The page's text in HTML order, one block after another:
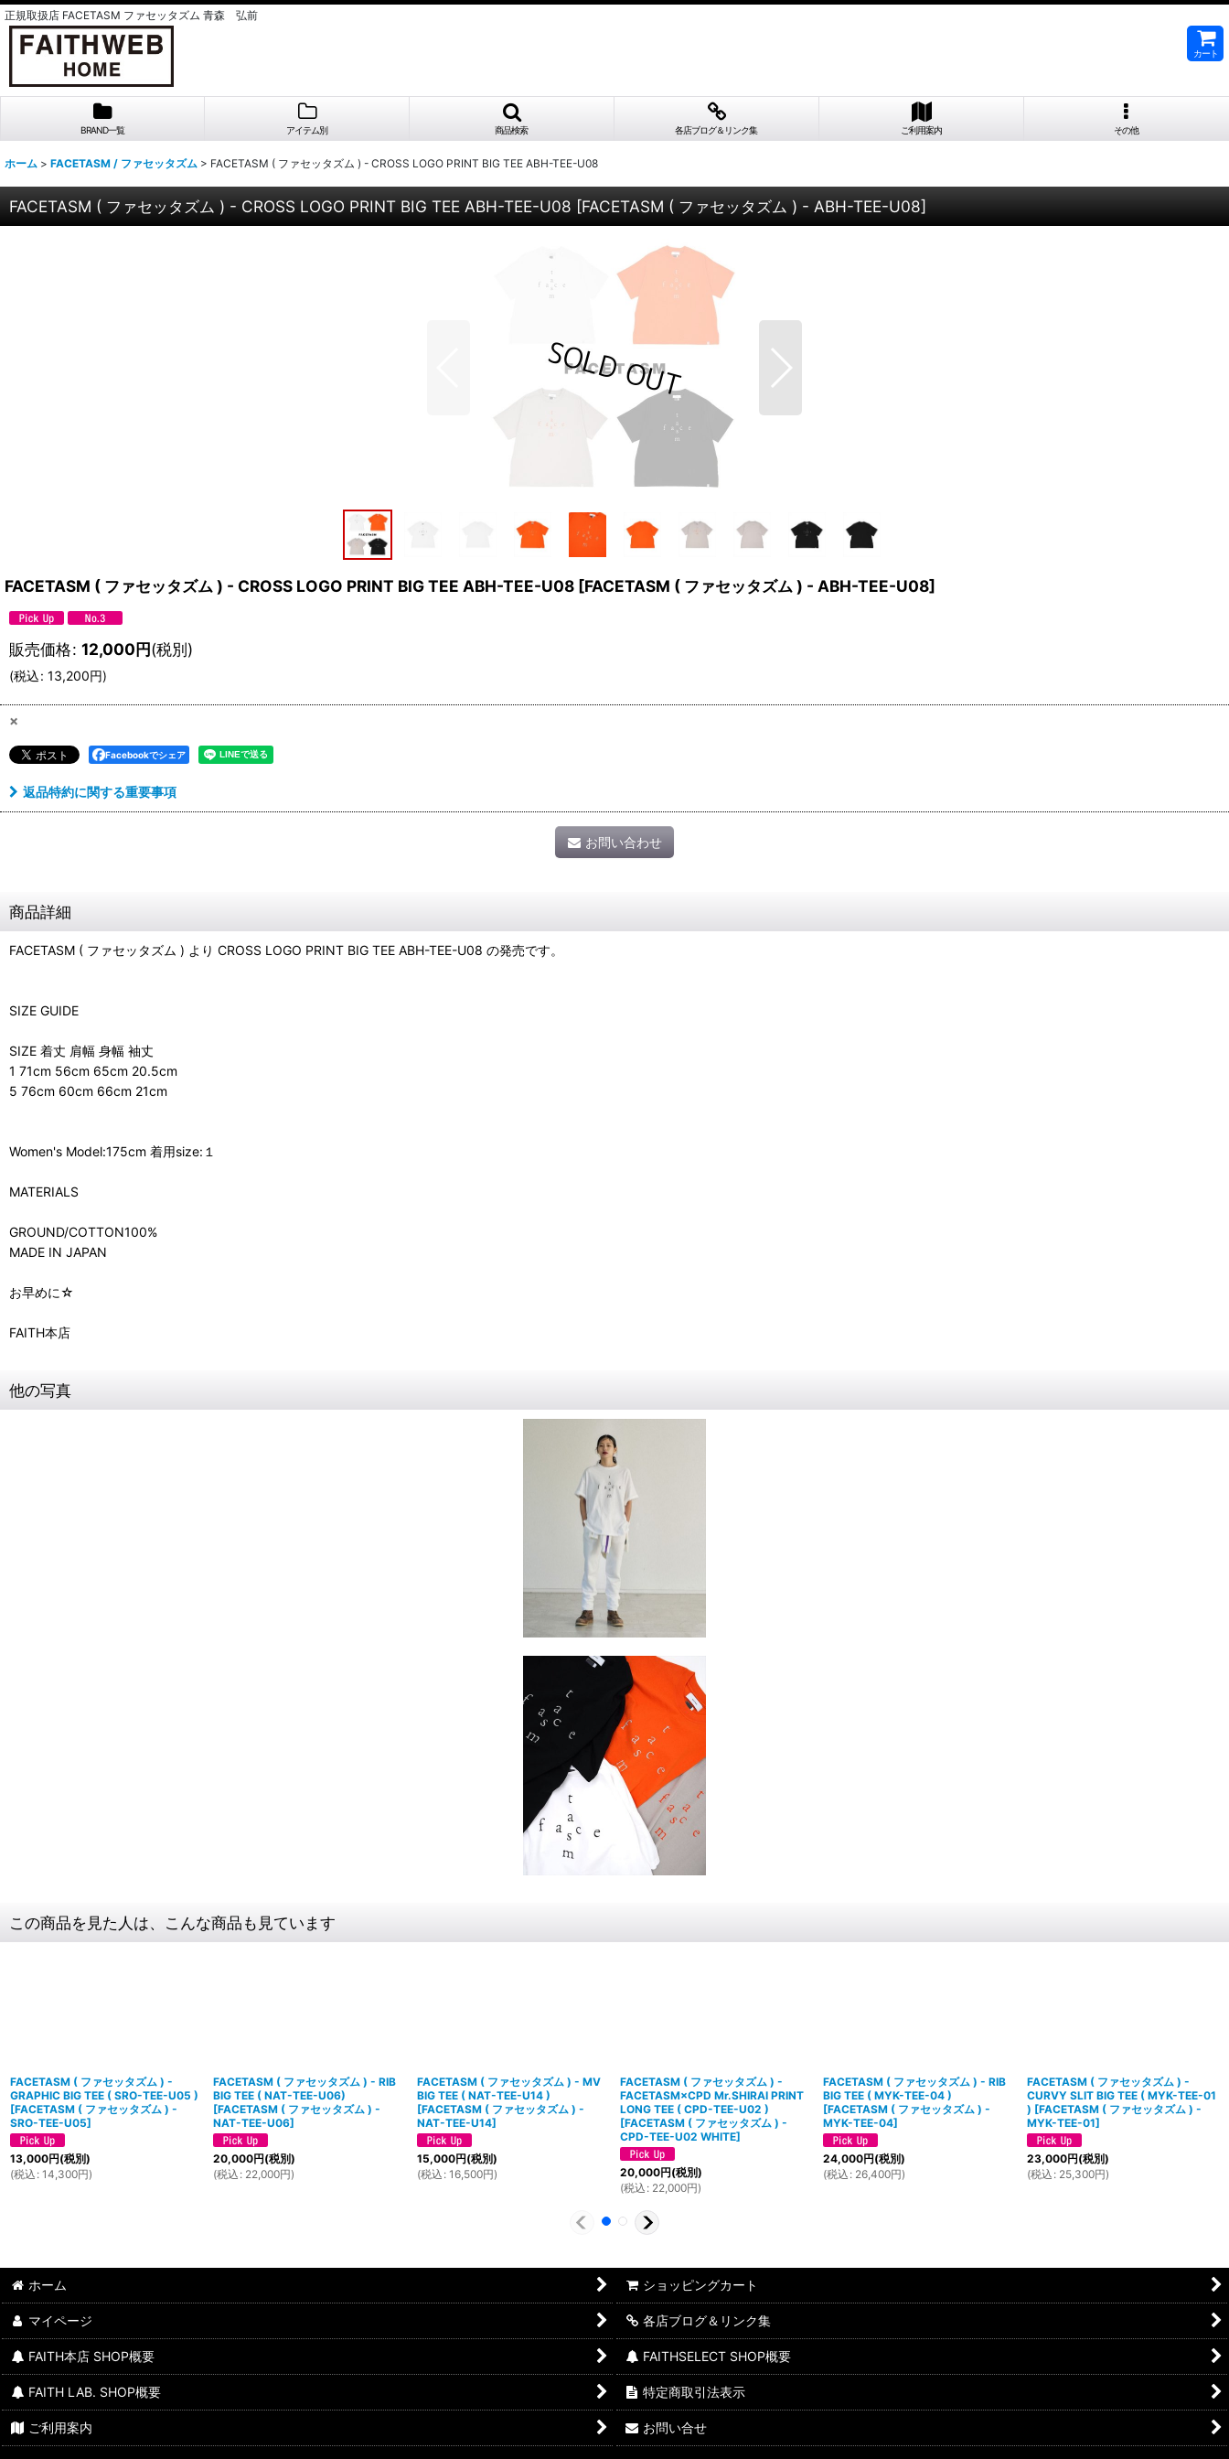
正規取扱店 FACETASM ファセッタズム 青森 弘前
カート
BRAND一覧 アイテム別 商品検索 各店ブログ＆リンク集 ご利用案内 その他
ホーム > FACETASM / ファセッタズム > FACETASM ( ファセッタズム ) - CROSS LOGO PRINT BIG TEE ABH-TEE-U08
FACETASM ( ファセッタズム ) - CROSS LOGO PRINT BIG TEE ABH-TEE-U08 [FACETASM ( ファセッタズム ) - ABH-TEE-U08]
FACETASM ( ファセッタズム ) - CROSS LOGO PRINT BIG TEE ABH-TEE-U08 [FACETASM ( ファセッタズム ) - ABH-TEE-U08]
販売価格: 12,000円(税別)
(税込: 13,200円)
×
Facebookでシェア
返品特約に関する重要事項
お問い合わせ
商品詳細
FACETASM ( ファセッタズム ) より CROSS LOGO PRINT BIG TEE ABH-TEE-U08 の発売です。
SIZE GUIDE
SIZE 着丈 肩幅 身幅 袖丈
1 71cm 56cm 65cm 20.5cm
5 76cm 60cm 66cm 21cm
Women's Model:175cm 着用size:１
MATERIALS
GROUND/COTTON100%
MADE IN JAPAN
お早めに☆
FAITH本店
他の写真
この商品を見た人は、こんな商品も見ています
FACETASM ( ファセッタズム ) -
GRAPHIC BIG TEE ( SRO-TEE-U05 )
[FACETASM ( ファセッタズム ) -
SRO-TEE-U05]
13,000円(税別)
(税込 : 14,300円)
FACETASM ( ファセッタズム ) - RIB
BIG TEE ( NAT-TEE-U06)
[FACETASM ( ファセッタズム ) -
NAT-TEE-U06]
20,000円(税別)
(税込 : 22,000円)
FACETASM ( ファセッタズム ) - MV
BIG TEE ( NAT-TEE-U14 )
[FACETASM ( ファセッタズム ) -
NAT-TEE-U14]
15,000円(税別)
(税込 : 16,500円)
FACETASM ( ファセッタズム ) -
FACETASM×CPD Mr.SHIRAI PRINT
LONG TEE ( CPD-TEE-U02 )
[FACETASM ( ファセッタズム ) -
CPD-TEE-U02 WHITE]
20,000円(税別)
(税込 : 22,000円)
FACETASM ( ファセッタズム ) - RIB
BIG TEE ( MYK-TEE-04 )
[FACETASM ( ファセッタズム ) -
MYK-TEE-04]
24,000円(税別)
(税込 : 26,400円)
FACETASM ( ファセッタズム ) -
CURVY SLIT BIG TEE ( MYK-TEE-01
) [FACETASM ( ファセッタズム ) -
MYK-TEE-01]
23,000円(税別)
(税込 : 25,300円)
ホーム ショッピングカート
マイページ 各店ブログ＆リンク集
FAITH本店 SHOP概要 FAITHSELECT SHOP概要
FAITH LAB. SHOP概要 特定商取引法表示
ご利用案内 お問い合せ